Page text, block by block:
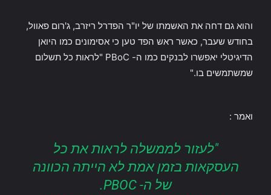
והוא גם דחה את האשמתו של יו"ר הפדרל ריזרב, ג'רום פאוול,
בחודש שעבר, כאשר ראש הפד טען כי אסימונים כמו היואן
הדיגיטלי יאפשרו לבנקים כמו ה- PBoC "לראות כל תשלום
שמשתמשים בו."
ואמר :
"לעזור לממשלה לראות את כל
העסקאות בזמן אמת לא הייתה הכוונה
של ה- PBOC.